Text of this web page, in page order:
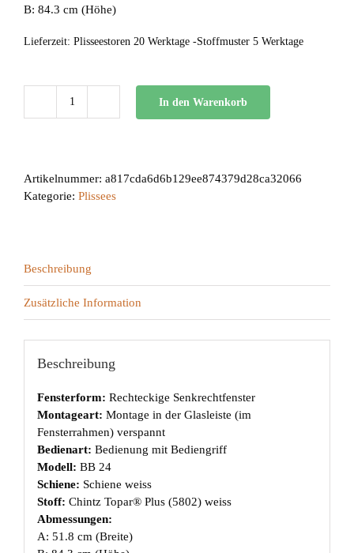
B: 84.3 cm (Höhe)
Lieferzeit: Plisseestoren 20 Werktage -Stoffmuster 5 Werktage
In den Warenkorb
Artikelnummer: a817cda6d6b129ee874379d28ca32066
Kategorie: Plissees
Beschreibung
Zusätzliche Information
Beschreibung
Fensterform: Rechteckige Senkrechtfenster
Montageart: Montage in der Glasleiste (im
Fensterrahmen) verspannt
Bedienart: Bedienung mit Bediengriff
Modell: BB 24
Schiene: Schiene weiss
Stoff: Chintz Topar® Plus (5802) weiss
Abmessungen:
A: 51.8 cm (Breite)